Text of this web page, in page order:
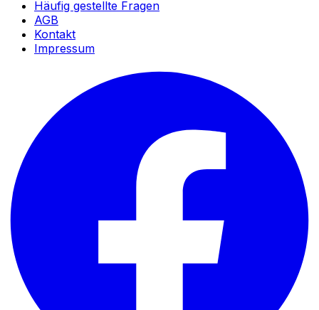
Häufig gestellte Fragen
AGB
Kontakt
Impressum